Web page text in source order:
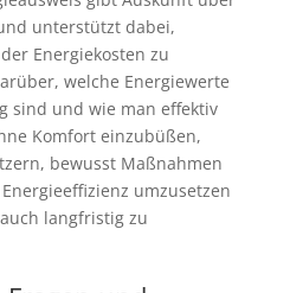
unterstützt dabei,
Energiekosten zu
welche Energiewerte
sind und wie man effektiv
Komfort einzubüßen,
bewusst Maßnahmen
umzusetzen
langfristig zu